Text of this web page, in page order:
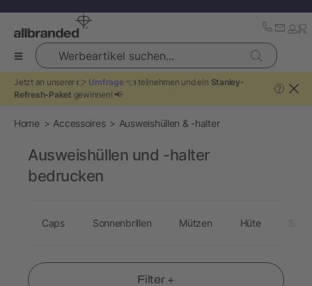
Werbeartikel suchen...
Jetzt an unserer 👉 Umfrage👈 teilnehmen und ein Stanley-
Refresh-Paket gewinnen! 📢
?
Home Accessoires Ausweishüllen & -halter
Filter +
Ausweishüllen und -halter
bedrucken
Caps Sonnenbrillen Mützen Hüte